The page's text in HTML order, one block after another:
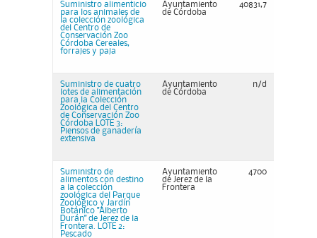
Suministro alimenticio
para los animales de
la colección zoológica
del Centro de
Conservación Zoo
Córdoba Cereales,
forrajes y paja
Ayuntamiento
de Córdoba
40831,7
Suministro de cuatro
lotes de alimentación
para la Colección
Zoológica del Centro
de Conservación Zoo
Córdoba LOTE 3:
Piensos de ganadería
extensiva
Ayuntamiento
de Córdoba
n/d
Suministro de
alimentos con destino
a la colección
zoológica del Parque
Zoológico y Jardín
Botánico "Alberto
Durán" de Jerez de la
Frontera. LOTE 2:
Pescado
Ayuntamiento
de Jerez de la
Frontera
4700